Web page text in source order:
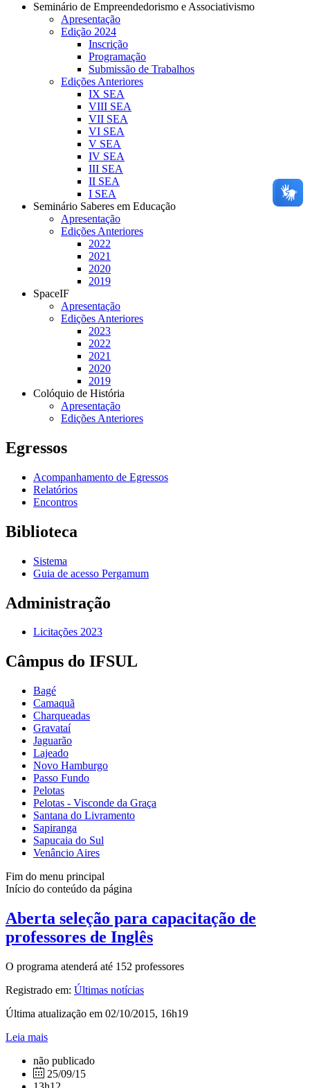
Seminário de Empreendedorismo e Associativismo
Apresentação
Edição 2024
Inscrição
Programação
Submissão de Trabalhos
Edições Anteriores
IX SEA
VIII SEA
VII SEA
VI SEA
V SEA
IV SEA
III SEA
II SEA
I SEA
Seminário Saberes em Educação
Apresentação
Edições Anteriores
2022
2021
2020
2019
SpaceIF
Apresentação
Edições Anteriores
2023
2022
2021
2020
2019
Colóquio de História
Apresentação
Edições Anteriores
Egressos
Acompanhamento de Egressos
Relatórios
Encontros
Biblioteca
Sistema
Guia de acesso Pergamum
Administração
Licitações 2023
Câmpus do IFSUL
Bagé
Camaquã
Charqueadas
Gravataí
Jaguarão
Lajeado
Novo Hamburgo
Passo Fundo
Pelotas
Pelotas - Visconde da Graça
Santana do Livramento
Sapiranga
Sapucaia do Sul
Venâncio Aires
Fim do menu principal
Início do conteúdo da página
Aberta seleção para capacitação de
professores de Inglês
O programa atenderá até 152 professores
Registrado em: Últimas notícias
Última atualização em 02/10/2015, 16h19
Leia mais
não publicado
25/09/15